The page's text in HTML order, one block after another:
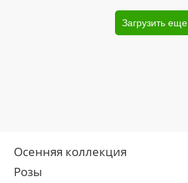
Загрузить еще
Осенняя коллекция
Розы